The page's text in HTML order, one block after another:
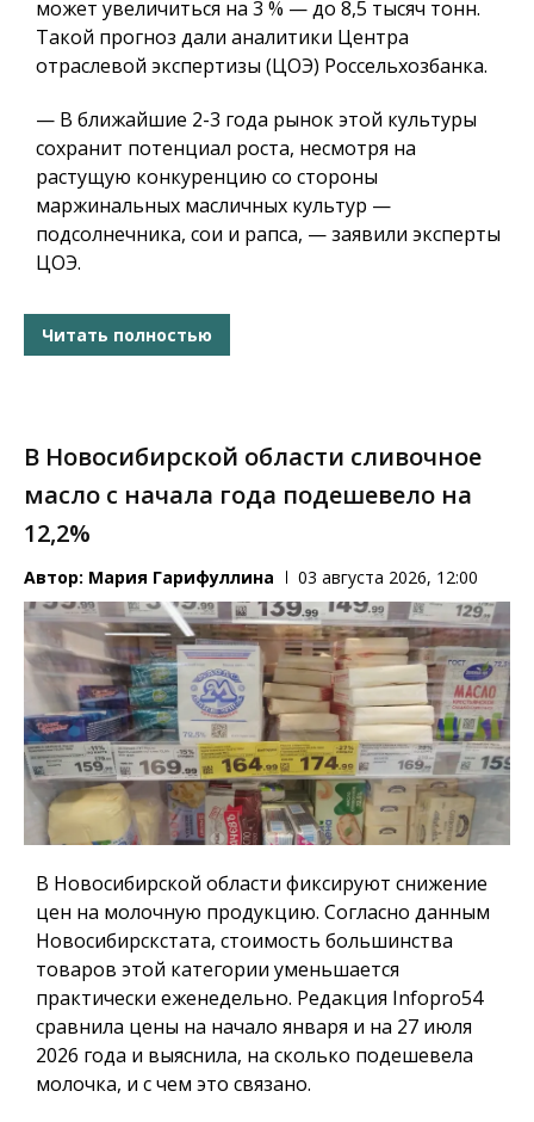
может увеличиться на 3 % — до 8,5 тысяч тонн.
Такой прогноз дали аналитики Центра
отраслевой экспертизы (ЦОЭ) Россельхозбанка.
— В ближайшие 2-3 года рынок этой культуры
сохранит потенциал роста, несмотря на
растущую конкуренцию со стороны
маржинальных масличных культур —
подсолнечника, сои и рапса, — заявили эксперты
ЦОЭ.
Читать полностью
В Новосибирской области сливочное
масло с начала года подешевело на
12,2%
Автор: Мария Гарифуллина 03 августа 2026, 12:00
В Новосибирской области фиксируют снижение
цен на молочную продукцию. Согласно данным
Новосибирскстата, стоимость большинства
товаров этой категории уменьшается
практически еженедельно. Редакция Infopro54
сравнила цены на начало января и на 27 июля
2026 года и выяснила, на сколько подешевела
молочка, и с чем это связано.